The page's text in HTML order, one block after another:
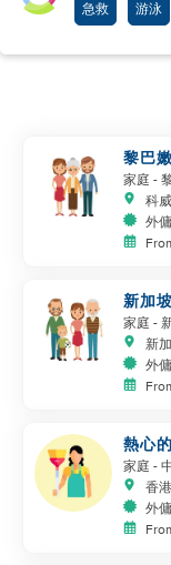
急救 游泳
黎巴
手成
家庭 -
科
外
新加
家庭 -
新
外
熱心
家庭 -
香港
外